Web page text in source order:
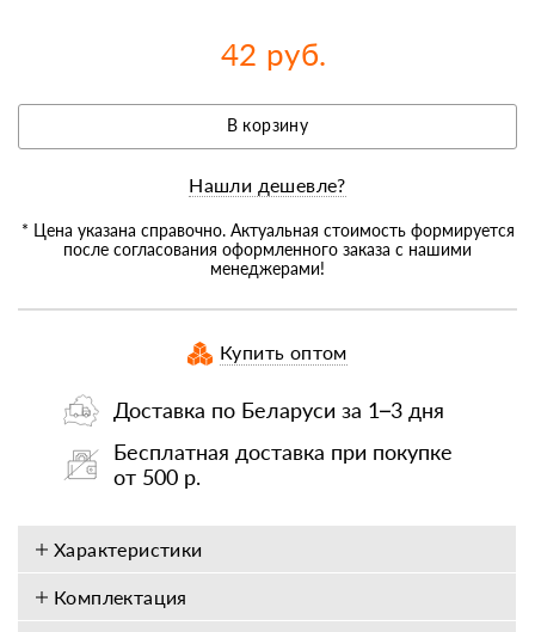
42 руб.
В корзину
Нашли дешевле?
* Цена указана справочно. Актуальная стоимость формируется
после согласования оформленного заказа с нашими
менеджерами!
Купить оптом
Доставка по Беларуси за 1–3 дня
Бесплатная доставка при покупке
от 500 р.
Характеристики
Комплектация